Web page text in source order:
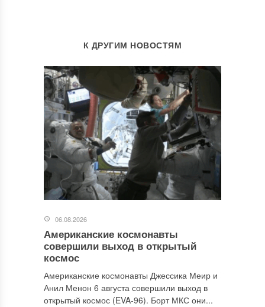
К ДРУГИМ НОВОСТЯМ
06.08.2026
Американские космонавты
совершили выход в открытый
космос
Американские космонавты Джессика Меир и
Анил Менон 6 августа совершили выход в
открытый космос (EVA-96). Борт МКС они...